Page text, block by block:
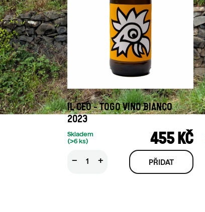
IL CEO - TOGO VINO BIANCO
2023
455 KČ
Skladem
(>6 ks)
+
−